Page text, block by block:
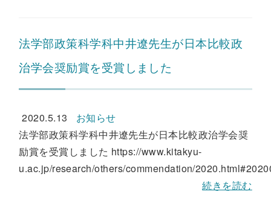
法学部政策科学科中井遼先生が日本比較政
治学会奨励賞を受賞しました
2020.5.13
お知らせ
法学部政策科学科中井遼先生が日本比較政治学会奨
励賞を受賞しました https://www.kitakyu-
u.ac.jp/research/others/commendation/
続きを読む